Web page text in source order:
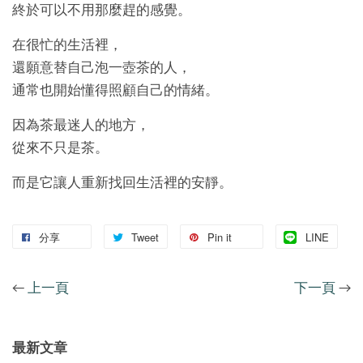
終於可以不用那麼趕的感覺。
在很忙的生活裡，
還願意替自己泡一壺茶的人，
通常也開始懂得照顧自己的情緒。
因為茶最迷人的地方，
從來不只是茶。
而是它讓人重新找回生活裡的安靜。
分享 Tweet Pin it LINE
← 上一頁 下一頁 →
最新文章